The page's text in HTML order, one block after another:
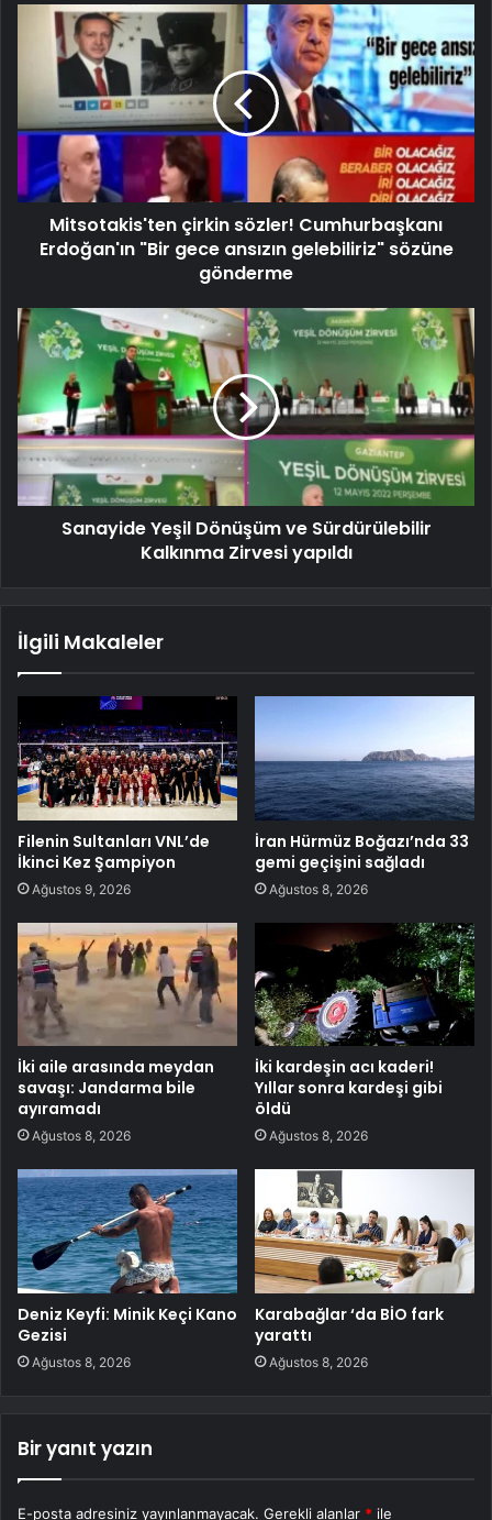
Mitsotakis'ten çirkin sözler! Cumhurbaşkanı
Erdoğan'ın "Bir gece ansızın gelebiliriz" sözüne
gönderme
Sanayide Yeşil Dönüşüm ve Sürdürülebilir
Kalkınma Zirvesi yapıldı
İlgili Makaleler
Filenin Sultanları VNL’de
İkinci Kez Şampiyon
Ağustos 9, 2026
İran Hürmüz Boğazı’nda 33
gemi geçişini sağladı
Ağustos 8, 2026
İki aile arasında meydan
savaşı: Jandarma bile
ayıramadı
Ağustos 8, 2026
İki kardeşin acı kaderi!
Yıllar sonra kardeşi gibi
öldü
Ağustos 8, 2026
Deniz Keyfi: Minik Keçi Kano
Gezisi
Ağustos 8, 2026
Karabağlar ‘da BİO fark
yarattı
Ağustos 8, 2026
Bir yanıt yazın
E-posta adresiniz yayınlanmayacak. Gerekli alanlar * ile